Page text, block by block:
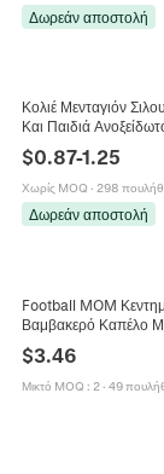
Δωρεάν αποστολή
Κολιέ Μενταγιόν
Και Παιδιά
Καρδιά Δώρο Γιορτής
Κοσμήματα
$0.87-1.25
Χωρίς MOQ · 298
Δωρεάν αποστολή
Football MOM
Βαμβακερό Καπέλο
Ρετρό Distressed
Αθλητικό Καπέλο για
Εξωτερικό Casual
$3.46
Μικτό MOQ : 2· 49